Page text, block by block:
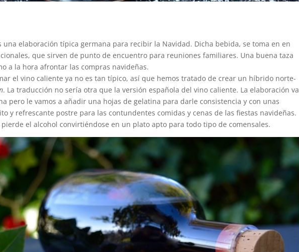
una elaboración típica germana para recibir la Navidad. Dicha bebida, se toma en en
que sirven de punto de encuentro para reuniones familiares. Una buena taza
a la hora afrontar las compras navideñas.
el vino caliente ya no es tan típico, así que hemos tratado de crear un híbrido norte-
. La traducción no sería otra que la versión española del vino caliente. La elaboración va
pero le vamos a añadir una hojas de gelatina para darle consistencia y con unas
y refrescante postre para las contundentes comidas y cenas de las fiestas navideñas.
el alcohol convirtiéndose en un plato apto para todo tipo de comensales.